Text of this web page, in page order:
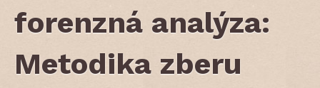
forenzná analýza:
Metodika zberu